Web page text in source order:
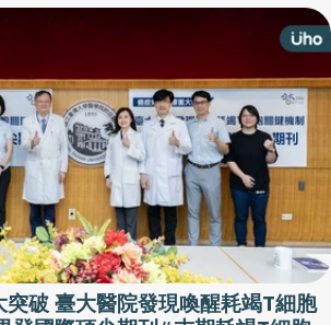
破 臺大醫院發現喚醒耗竭T細胞